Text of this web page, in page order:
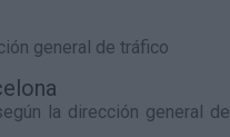
general de tráfico
la dirección general de